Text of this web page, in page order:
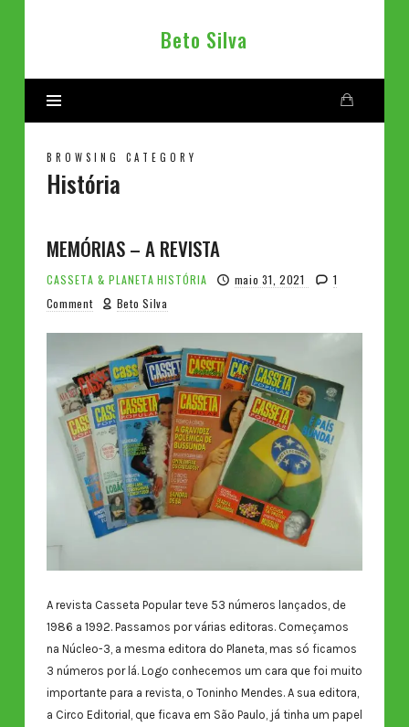
Beto
Beto Silva
BROWSING CATEGORY
História
MEMÓRIAS – A REVISTA
CASSETA & PLANETA HISTÓRIA maio 31, 2021
1
Comment
Beto Silva
A revista Casseta Popular teve 53 números lançados, de
1986 a 1992. Passamos por várias editoras. Começamos
na Núcleo-3, a mesma editora do Planeta, mas só ficamos
3 números por lá. Logo conhecemos um cara que foi muito
importante para a revista, o Toninho Mendes. A sua editora,
a Circo Editorial, que ficava em São Paulo, já tinha um papel